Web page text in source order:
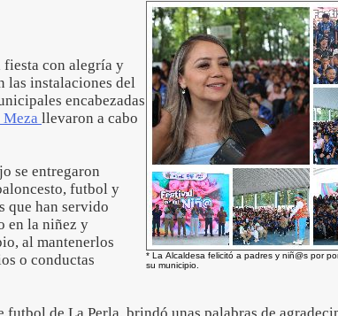
* La Alcaldesa felicitó a padres y niñ@s por
su municipio.
fiesta con alegría y
las instalaciones del
encabezadas
llevaron a cabo
se entregaron
futbol y
que han servido
en la niñez y
al mantenerlos
o conductas